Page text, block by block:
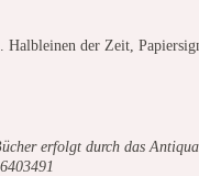
der Zeit,
erfolgt durch das